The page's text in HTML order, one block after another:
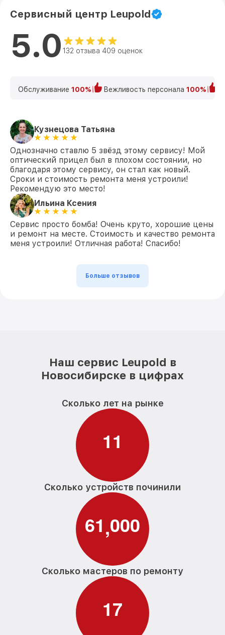
Сервисный центр Leupold
5.0 132 отзыва 409 оценок
Обслуживание 100% Вежливость персонала 100%
Кузнецова Татьяна
Однозначно ставлю 5 звёзд этому сервису! Мой
оптический прицел был в плохом состоянии, но
благодаря этому сервису, он стал как новый.
Сроки и стоимость ремонта меня устроили!
Рекомендую это место!
Ильина Ксения
Сервис просто бомба! Очень круто, хорошие цены
и ремонт на месте. Стоимость и качество ремонта
меня устроили! Отличная работа! Спасибо!
Больше отзывов
Наш сервис Leupold в
Новосибирске в цифрах
Сколько лет на рынке
11
Сколько устройств починили
61,000
Сколько мастеров по ремонту
17